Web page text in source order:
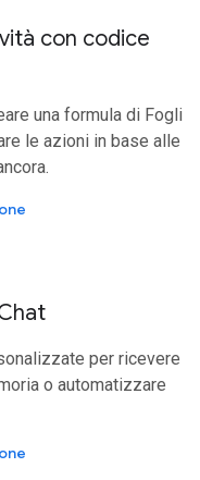
con codice
una formula di Fogli
le azioni in base alle
per ricevere
o automatizzare